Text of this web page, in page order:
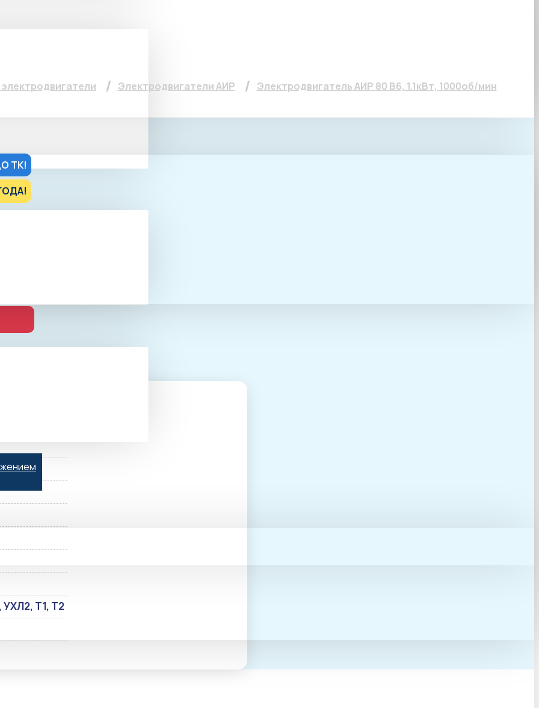
АИР 80 В6, 1.1кВт, 1000об/мин
Электродвигатели АИР Электродвигатель АИР 80 В6, 1.1кВт, 1000об/мин
ТК!
УХЛ2, Т1, Т2